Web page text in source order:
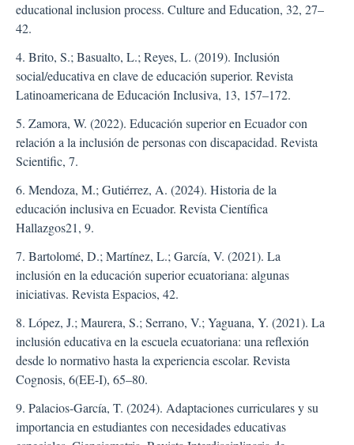
educational inclusion process. Culture and Education, 32, 27–
42.
4. Brito, S.; Basualto, L.; Reyes, L. (2019). Inclusión
social/educativa en clave de educación superior. Revista
Latinoamericana de Educación Inclusiva, 13, 157–172.
5. Zamora, W. (2022). Educación superior en Ecuador con
relación a la inclusión de personas con discapacidad. Revista
Scientific, 7.
6. Mendoza, M.; Gutiérrez, A. (2024). Historia de la
educación inclusiva en Ecuador. Revista Científica
Hallazgos21, 9.
7. Bartolomé, D.; Martínez, L.; García, V. (2021). La
inclusión en la educación superior ecuatoriana: algunas
iniciativas. Revista Espacios, 42.
8. López, J.; Maurera, S.; Serrano, V.; Yaguana, Y. (2021). La
inclusión educativa en la escuela ecuatoriana: una reflexión
desde lo normativo hasta la experiencia escolar. Revista
Cognosis, 6(EE-I), 65–80.
9. Palacios-García, T. (2024). Adaptaciones curriculares y su
importancia en estudiantes con necesidades educativas